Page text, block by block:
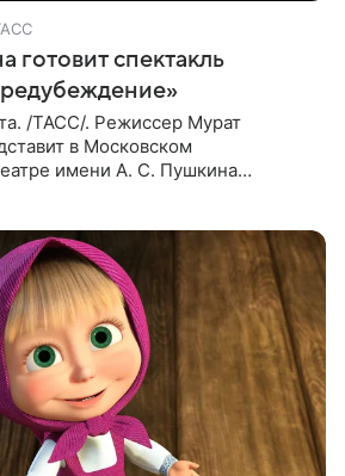
готовит спектакль
/ТАСС/. Режиссер Мурат
в Московском
имени А. С. Пушкина